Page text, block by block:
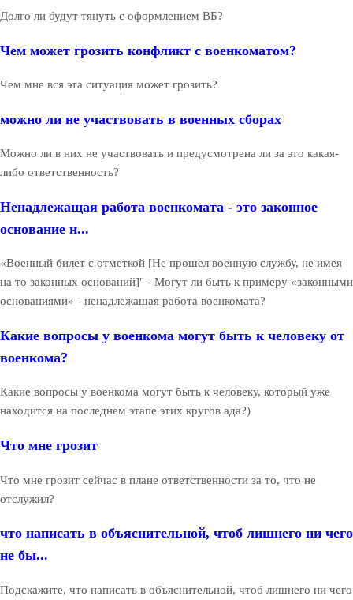
Долго ли будут тянуть с оформлением ВБ?
Чем может грозить конфликт с военкоматом?
Чем мне вся эта ситуация может грозить?
можно ли не участвовать в военных сборах
Можно ли в них не участвовать и предусмотрена ли за это какая-
либо ответственность?
Ненадлежащая работа военкомата - это законное
основание н...
«Военный билет с отметкой [Не прошел военную службу, не имея
на то законных оснований]" - Могут ли быть к примеру «законными
основаниями» - ненадлежащая работа военкомата?
Какие вопросы у военкома могут быть к человеку от
военкома?
Какие вопросы у военкома могут быть к человеку, который уже
находится на последнем этапе этих кругов ада?)
Что мне грозит
Что мне грозит сейчас в плане ответственности за то, что не
отслужил?
что написать в объяснительной, чтоб лишнего ни чего
не бы...
Подскажите, что написать в объяснительной, чтоб лишнего ни чего